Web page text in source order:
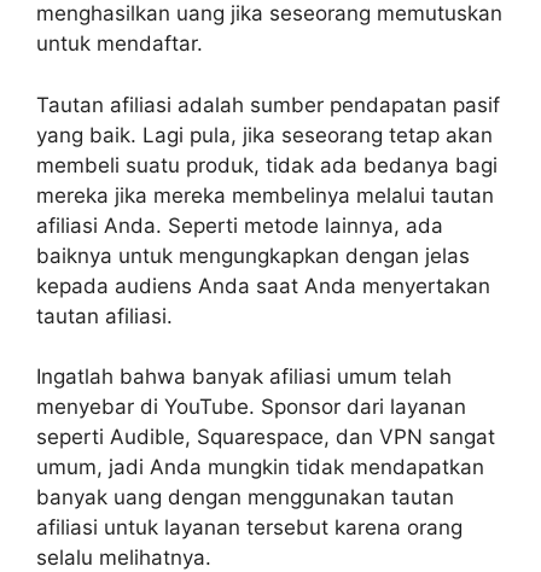
menghasilkan uang jika seseorang memutuskan
untuk mendaftar.
Tautan afiliasi adalah sumber pendapatan pasif
yang baik. Lagi pula, jika seseorang tetap akan
membeli suatu produk, tidak ada bedanya bagi
mereka jika mereka membelinya melalui tautan
afiliasi Anda. Seperti metode lainnya, ada
baiknya untuk mengungkapkan dengan jelas
kepada audiens Anda saat Anda menyertakan
tautan afiliasi.
Ingatlah bahwa banyak afiliasi umum telah
menyebar di YouTube. Sponsor dari layanan
seperti Audible, Squarespace, dan VPN sangat
umum, jadi Anda mungkin tidak mendapatkan
banyak uang dengan menggunakan tautan
afiliasi untuk layanan tersebut karena orang
selalu melihatnya.